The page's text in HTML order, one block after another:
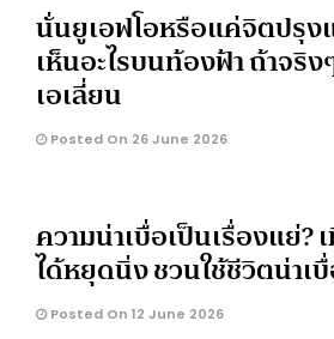
นั่นยูเอฟโอหรือแค่จิตปรุ
เห็นอะไรบนท้องฟ้า ถ้าจริ
เอเลี่ยน
Posted On 26 June 2026
ความน่าเบื่อเป็นเรื่องแย่?
ได้หยุดนิ่ง ชวนใช้ชีวิตน่า
Posted On 12 June 2026